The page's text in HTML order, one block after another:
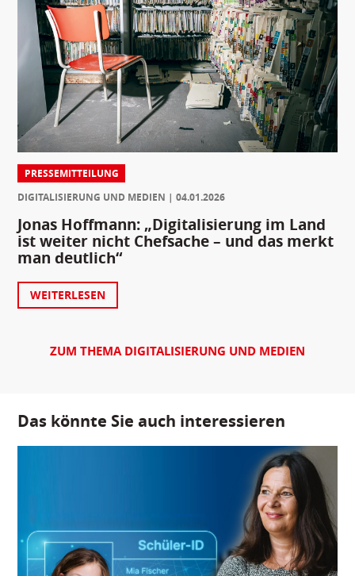
PRESSEMITTEILUNG
DIGITALISIERUNG UND MEDIEN
04.01.2026
Jonas Hoffmann: „Digitalisierung im Land
ist weiter nicht Chefsache – und das merkt
man deutlich“
WEITERLESEN
ZUM THEMA DIGITALISIERUNG UND MEDIEN
Das könnte Sie auch interessieren